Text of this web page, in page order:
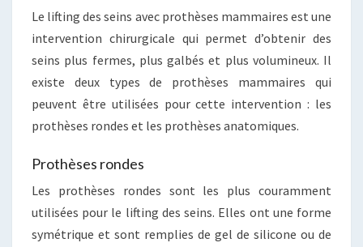
Le lifting des seins avec prothèses mammaires est une
intervention chirurgicale qui permet d’obtenir des
seins plus fermes, plus galbés et plus volumineux. Il
existe deux types de prothèses mammaires qui
peuvent être utilisées pour cette intervention : les
prothèses rondes et les prothèses anatomiques.
Prothèses rondes
Les prothèses rondes sont les plus couramment
utilisées pour le lifting des seins. Elles ont une forme
symétrique et sont remplies de gel de silicone ou de